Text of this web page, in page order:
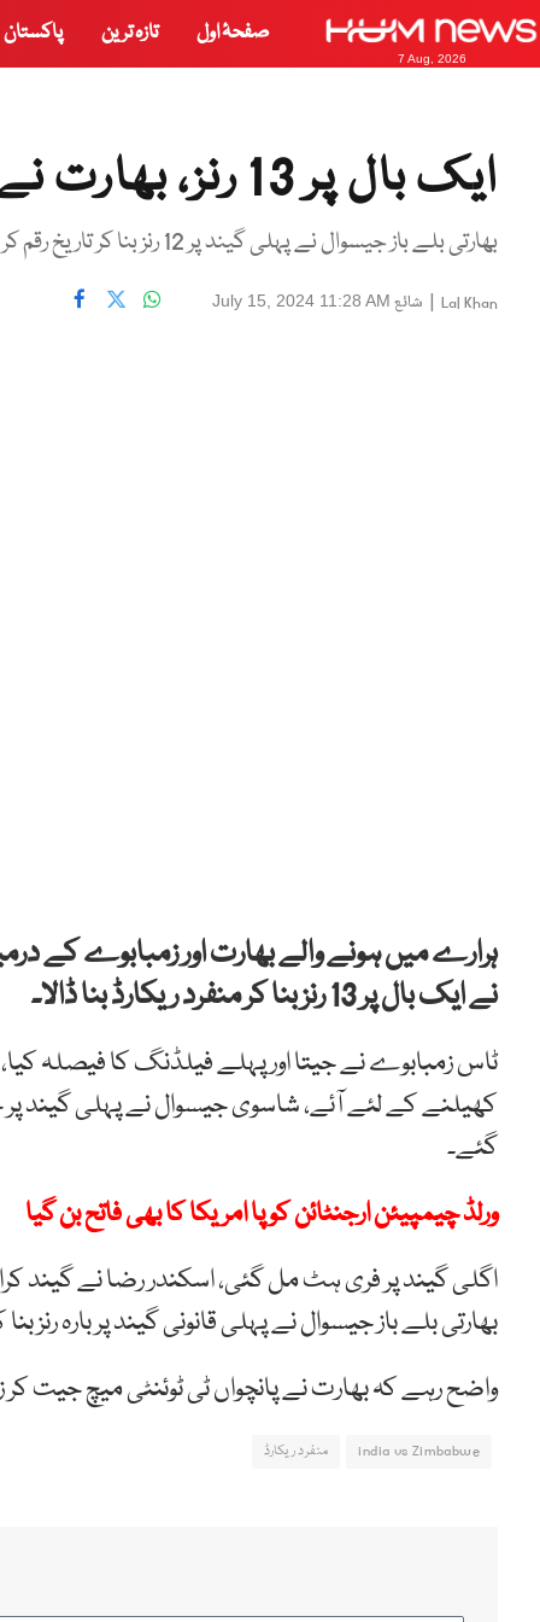
7 Aug, 2026
صفحۂ اول تازہ ترین پاکستان
ایک بال پر 13 رنز، بھارت نے منفرد ریکارڈ بنا ڈالا
بھارتی بلے باز جیسوال نے پہلی گیند پر 12 رنز بنا کر تاریخ رقم کر دی
Lal Khan
| شائع July 15, 2024 11:28 AM
ہرارے میں ہونے والے بھارت اور زمبابوے کے
نے ایک بال پر 13 رنز بنا کر منفرد ریکارڈ بنا ڈالا۔
ٹاس زمبابوے نے جیتا اور پہلے فیلڈنگ کا فیصلہ
کھیلنے کے لئے آئے، شاسوی جیسوال نے پہلی گیند پر
گئے۔
ورلڈ چیمپیئن ارجنٹائن کوپا امریکا کا بھی فاتح بن گیا
اگلی گیند پر فری ہٹ مل گئی، اسکندر رضا نے گیند
بھارتی بلے باز جیسوال نے پہلی قانونی گیند پر بارہ رنز بنا
واضح رہے کہ بھارت نے پانچواں ٹی ٹوئنٹی میچ جیت کر
india vs Zimbabwe منفرد ریکارڈ